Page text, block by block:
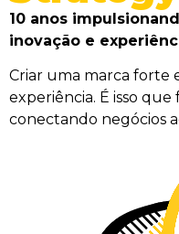
10 anos
inovação e
Criar uma marca forte
experiência. É isso que
conectando negócios